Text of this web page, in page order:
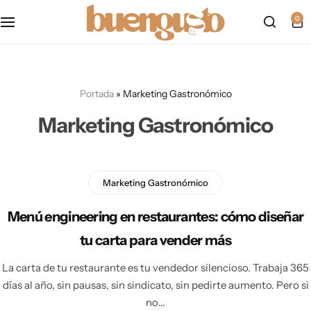
0
Portada» Marketing Gastronómico
Marketing Gastronómico
Marketing Gastronómico
Menú engineering en restaurantes: cómo diseñar
tu carta para vender más
La carta de tu restaurante es tu vendedor silencioso. Trabaja 365
días al año, sin pausas, sin sindicato, sin pedirte aumento. Pero si
no…
Política de cookies
formulario de accesibilidad
politica-de-privacidad
Aviso Legal